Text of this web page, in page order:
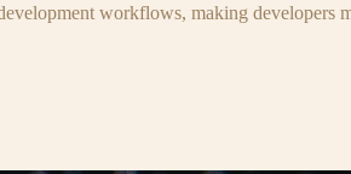
workflows, making developers